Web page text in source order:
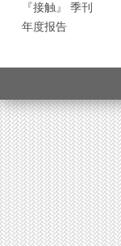
『接触』 季刊
年度报告